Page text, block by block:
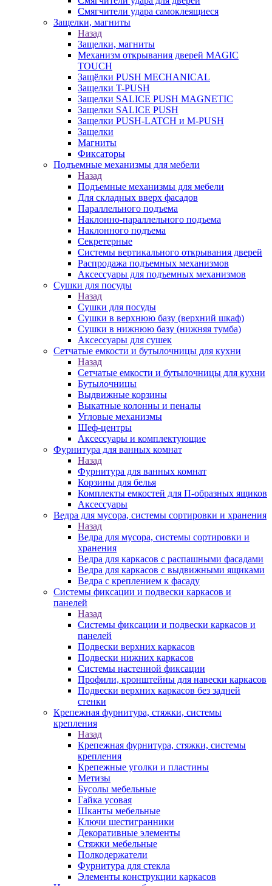
Cмягчители удара самоклеящиеся
Защелки, магниты
Назад
Защелки, магниты
Механизм открывания дверей MAGIC
TOUCH
Защёлки PUSH MECHANICAL
Защелки T-PUSH
Защелки SALICE PUSH MAGNETIC
Защелки SALICE PUSH
Защелки PUSH-LATCH и M-PUSH
Защелки
Магниты
Фиксаторы
Подъемные механизмы для мебели
Назад
Подъемные механизмы для мебели
Для складных вверх фасадов
Параллельного подъема
Наклонно-параллельного подъема
Наклонного подъема
Секретерные
Системы вертикального открывания дверей
Распродажа подъемных механизмов
Аксессуары для подъемных механизмов
Сушки для посуды
Назад
Сушки для посуды
Сушки в верхнюю базу (верхний шкаф)
Сушки в нижнюю базу (нижняя тумба)
Аксессуары для сушек
Сетчатые емкости и бутылочницы для кухни
Назад
Сетчатые емкости и бутылочницы для кухни
Бутылочницы
Выдвижные корзины
Выкатные колонны и пеналы
Угловые механизмы
Шеф-центры
Аксессуары и комплектующие
Фурнитура для ванных комнат
Назад
Фурнитура для ванных комнат
Корзины для белья
Комплекты емкостей для П-образных ящиков
Аксессуары
Ведра для мусора, системы сортировки и хранения
Назад
Ведра для мусора, системы сортировки и
хранения
Ведра для каркасов с распашными фасадами
Ведра для каркасов с выдвижными ящиками
Ведра с креплением к фасаду
Системы фиксации и подвески каркасов и
панелей
Назад
Системы фиксации и подвески каркасов и
панелей
Подвески верхних каркасов
Подвески нижних каркасов
Системы настенной фиксации
Профили, кронштейны для навески каркасов
Подвески верхних каркасов без задней
стенки
Крепежная фурнитура, стяжки, системы
крепления
Назад
Крепежная фурнитура, стяжки, системы
крепления
Крепежные уголки и пластины
Метизы
Бусолы мебельные
Гайка усовая
Шканты мебельные
Ключи шестигранники
Декоративные элементы
Стяжки мебельные
Полкодержатели
Фурнитура для стекла
Элементы конструкции каркасов